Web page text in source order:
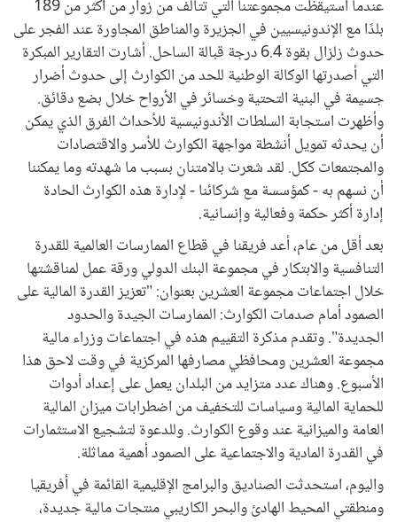
عندما استيقظت مجموعتنا التي تتألف من زوار من أكثر من 189
بلدًا مع الإندونيسيين في الجزيرة والمناطق المجاورة عند الفجر على
حدوث زلزال بقوة 6.4 درجة قبالة الساحل. أشارت التقارير المبكرة
التي أصدرتها الوكالة الوطنية للحد من الكوارث إلى حدوث أضرار
جسيمة في البنية التحتية وخسائر في الأرواح خلال بضع دقائق.
وأظهرت استجابة السلطات الأندونيسية للأحداث الفرق الذي يمكن
أن يحدثه تمويل أنشطة مواجهة الكوارث للأسر والاقتصادات
والمجتمعات ككل. لقد شعرت بالامتنان بسبب ما شهدته وما يمكننا
أن نسهم به - كمؤسسة مع شركائنا - لإدارة هذه الكوارث الحادة
إدارة أكثر حكمة وفعالية وإنسانية.
بعد أقل من عام، أعد فريقنا في قطاع الممارسات العالمية للقدرة
التنافسية والابتكار في مجموعة البنك الدولي ورقة عمل لمناقشتها
خلال اجتماعات مجموعة العشرين بعنوان: "تعزيز القدرة المالية على
الصمود أمام صدمات الكوارث: الممارسات الجيدة والحدود
الجديدة". وتقدم مذكرة التقييم هذه في اجتماعات وزراء مالية
مجموعة العشرين ومحافظي مصارفها المركزية في وقت لاحق هذا
الأسبوع. وهناك عدد متزايد من البلدان يعمل على إعداد أدوات
للحماية المالية وسياسات للتخفيف من اضطرابات ميزان المالية
العامة والميزانية عند وقوع الكوارث. وللدعوة لتشجيع الاستثمارات
في القدرة المادية والاجتماعية على الصمود أهمية مماثلة.
واليوم، استحدثت الصناديق والبرامج الإقليمية القائمة في أفريقيا
ومنطقتي المحيط الهادئ والبحر الكاريبي منتجات مالية جديدة،